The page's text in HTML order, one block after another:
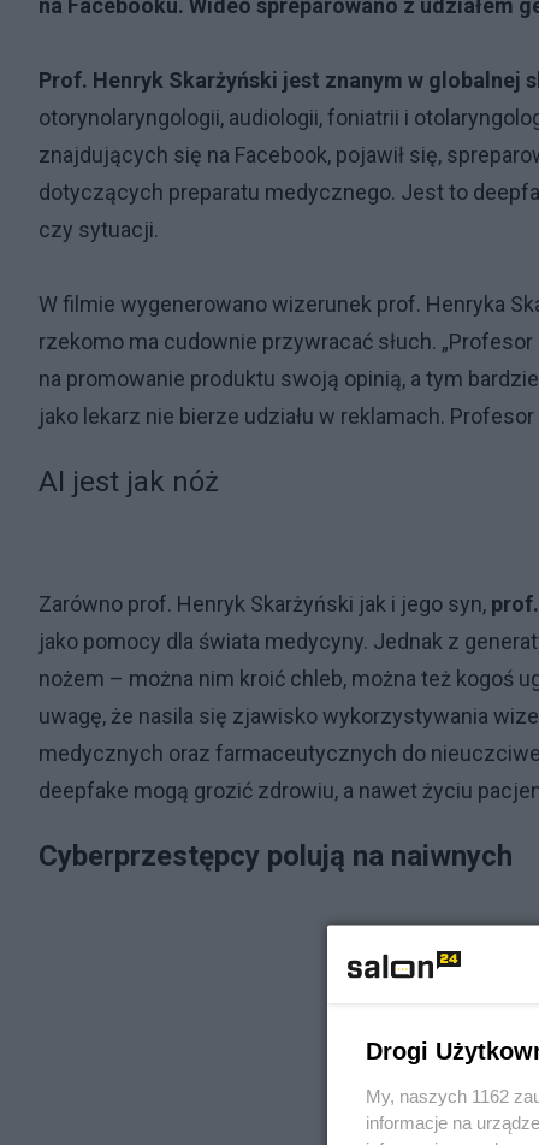
na Facebooku. Wideo spreparowano z udziałem
Prof. Henryk Skarżyński jest znanym w globalnej
otorynolaryngologii, audiologii, foniatrii i
znajdujących się na Facebook, pojawił się,
dotyczących preparatu medycznego. Jest to
czy sytuacji.
W filmie wygenerowano wizerunek prof. Henryka
rzekomo ma cudownie przywracać słuch.
na promowanie produktu swoją opinią, a tym
jako lekarz nie bierze udziału w reklamach.
AI jest jak nóż
Zarówno prof. Henryk Skarżyński jak i jego syn,
jako pomocy dla świata medycyny. Jednak z
nożem – można nim kroić chleb, można też kogoś
uwagę, że nasila się zjawisko wykorzystywania
medycznych oraz farmaceutycznych do
deepfake mogą grozić zdrowiu, a nawet życiu
Cyberprzestępcy polują na naiwnych
Drogi
My, naszych 1162
informacje na